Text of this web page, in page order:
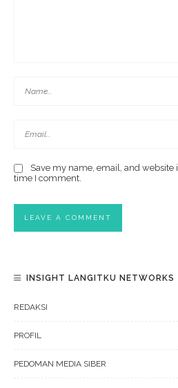
Save my name, email, and website
time I comment.
INSIGHT LANGITKU NETWORKS
REDAKSI
PROFIL
PEDOMAN MEDIA SIBER